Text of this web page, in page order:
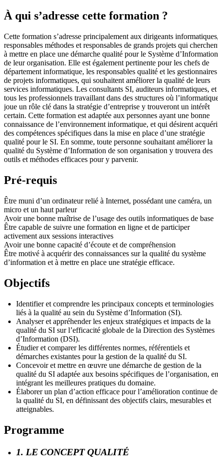
À qui s’adresse cette formation ?
Cette formation s’adresse principalement aux dirigeants
responsables méthodes et responsables de grands projets qui
à mettre en place une démarche qualité pour le Système d’Information
de leur organisation. Elle est également pertinente pour les chefs de
département informatique, les responsables qualité et les gestionnaires
de projets informatiques, qui souhaitent améliorer la qualité de leurs
services informatiques. Les consultants SI, auditeurs informatiques, et
tous les professionnels travaillant dans des structures où
joue un rôle clé dans la stratégie d’entreprise y trouveront un intérêt
certain. Cette formation est adaptée aux personnes ayant une bonne
connaissance de l’environnement informatique, et qui désirent
des compétences spécifiques dans la mise en place d’une stratégie
qualité pour le SI. En somme, toute personne souhaitant améliorer la
qualité du Système d’Information de son organisation y trouvera des
outils et méthodes efficaces pour y parvenir.
Pré-requis
Être muni d’un ordinateur relié à Internet, possédant une caméra, un
micro et un haut parleur
Avoir une bonne maîtrise de l’usage des outils informatiques de base
Être capable de suivre une formation en ligne et de participer
activement aux sessions interactives
Avoir une bonne capacité d’écoute et de compréhension
Être motivé à acquérir des connaissances sur la qualité du système
d’information et à mettre en place une stratégie efficace.
Objectifs
Identifier et comprendre les principaux concepts et terminologies
liés à la qualité au sein du Système d’Information (SI).
Analyser et appréhender les enjeux stratégiques et impacts de la
qualité du SI sur l’efficacité globale de la Direction des Systèmes
d’Information (DSI).
Étudier et comparer les différentes normes, référentiels et
démarches existantes pour la gestion de la qualité du SI.
Concevoir et mettre en œuvre une démarche de gestion de la
qualité du SI adaptée aux besoins spécifiques de l’organisation, en
intégrant les meilleures pratiques du domaine.
Élaborer un plan d’action efficace pour l’amélioration continue de
la qualité du SI, en définissant des objectifs clairs, mesurables et
atteignables.
Programme
1. LE CONCEPT QUALITÉ